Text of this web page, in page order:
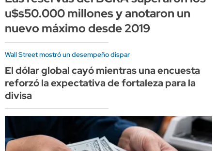
u$s50.000 millones y anotaron un
nuevo máximo desde 2019
Wall Street mostró un desempeño dispar
El dólar global cayó mientras una encuesta
reforzó la expectativa de fortaleza para la
divisa